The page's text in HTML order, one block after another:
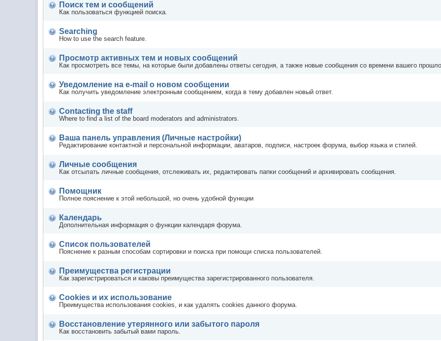
Поиск тем и сообщений
Как пользоваться функцией поиска.
Searching
How to use the search feature.
Просмотр активных тем и новых сообщений
Как просмотреть все темы, на которые были добавлены ответы сегодня, а также новые сообщения со времени вашего
Уведомление на е-mail о новом сообщении
Как получить уведомление электронным сообщением, когда в тему добавлен новый ответ.
Contacting the staff
Where to find a list of the board moderators and administrators.
Ваша панель управления (Личные настройки)
Редактирование контактной и персональной информации, аватаров, подписи, настроек форума, выбор языка и стилей.
Личные сообщения
Как отсылать личные сообщения, отслеживать их, редактировать папки сообщений и архивировать сообщения.
Помощник
Полное пояснение к этой небольшой, но очень удобной функции
Календарь
Дополнительная информация о функции календаря форума.
Список пользователей
Пояснение к разным способам сортировки и поиска при помощи списка пользователей.
Преимущества регистрации
Как зарегистрироваться и каковы преимущества зарегистрированного пользователя.
Cookies и их использование
Преимущества использования cookies, и как удалять cookies данного форума.
Восстановление утерянного или забытого пароля
Как восстановить забытый вами пароль.